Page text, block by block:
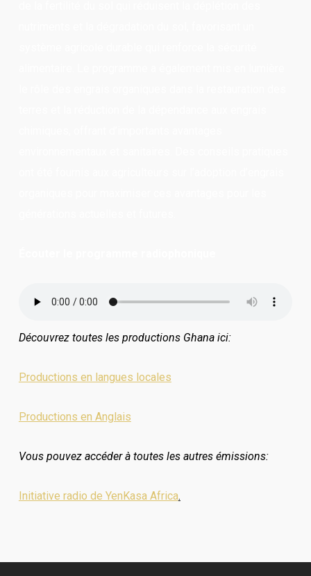
Découvrez toutes les productions Ghana ici:
Productions en langues locales
Productions en Anglais
Vous pouvez accéder à toutes les autres émissions:
Initiative radio de YenKasa Africa.